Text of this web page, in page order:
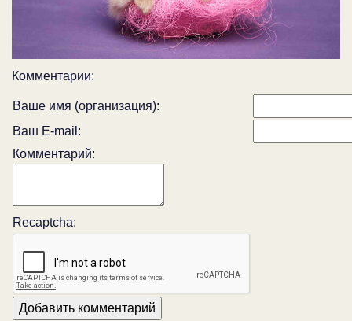
Комментарии:
Ваше имя (организация):
Ваш E-mail:
Комментарий:
Recaptcha: